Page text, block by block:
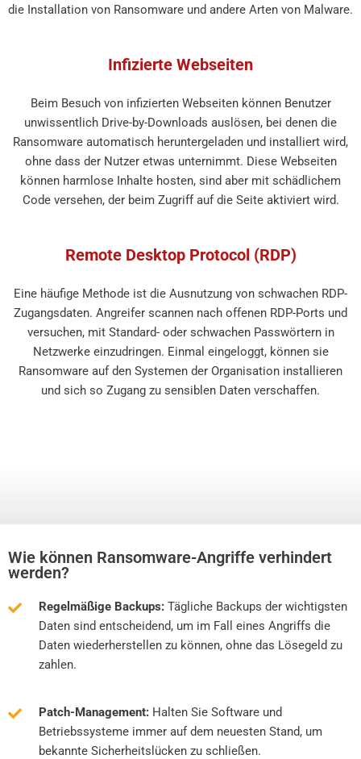
die Installation von Ransomware und andere Arten von Malware.
Infizierte Webseiten
Beim Besuch von infizierten Webseiten können Benutzer
unwissentlich Drive-by-Downloads auslösen, bei denen die
Ransomware automatisch heruntergeladen und installiert wird,
ohne dass der Nutzer etwas unternimmt. Diese Webseiten
können harmlose Inhalte hosten, sind aber mit schädlichem
Code versehen, der beim Zugriff auf die Seite aktiviert wird.
Remote Desktop Protocol (RDP)
Eine häufige Methode ist die Ausnutzung von schwachen RDP-
Zugangsdaten. Angreifer scannen nach offenen RDP-Ports und
versuchen, mit Standard- oder schwachen Passwörtern in
Netzwerke einzudringen. Einmal eingeloggt, können sie
Ransomware auf den Systemen der Organisation installieren
und sich so Zugang zu sensiblen Daten verschaffen.
Wie können Ransomware-Angriffe verhindert
werden?
Regelmäßige Backups:Tägliche Backups der wichtigsten
Daten sind entscheidend, um im Fall eines Angriffs die
Daten wiederherstellen zu können, ohne das Lösegeld zu
zahlen.
Patch-Management: Halten Sie Software und
Betriebssysteme immer auf dem neuesten Stand, um
bekannte Sicherheitslücken zu schließen.